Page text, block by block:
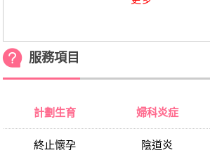
服務項目
計劃生育
終止懷孕
婦科炎症
陰道炎